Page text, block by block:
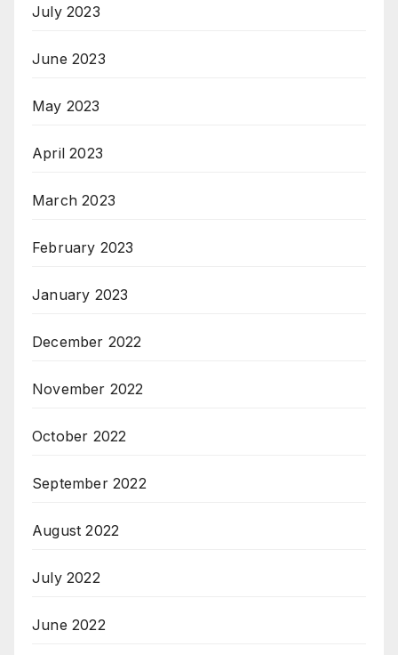
July 2023
June 2023
May 2023
April 2023
March 2023
February 2023
January 2023
December 2022
November 2022
October 2022
September 2022
August 2022
July 2022
June 2022